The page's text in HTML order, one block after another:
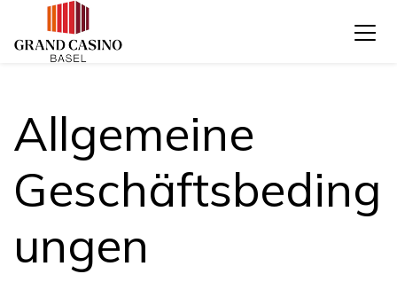
Allgemeine
Geschäftsbeding
ungen